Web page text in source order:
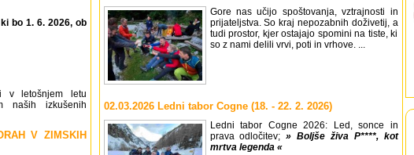
bo 1. 6. 2026, ob
v letošnjem letu
naših izkušenih
V ZIMSKIH
Gore nas učijo spoštovanja, vztrajnosti in
prijateljstva. So kraj nepozabnih doživetij, a
tudi prostor, kjer ostajajo spomini na tiste, ki
so z nami delili vrvi, poti in vrhove. ...
02.03.2026 Ledni tabor Cogne (18. - 22. 2. 2026)
Ledni tabor Cogne 2026: Led, sonce in
prava odločitev;» Boljše živa P****, kot
mrtva legenda «